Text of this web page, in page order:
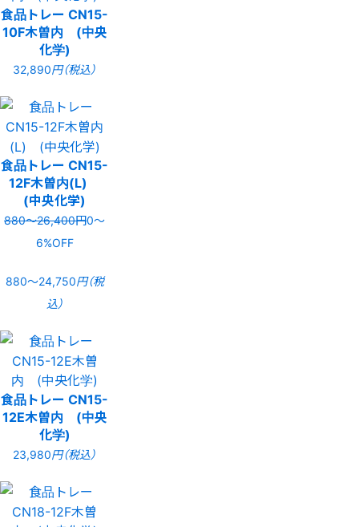
食品トレー CN15-
10F木曽内 (中央
化学)
32,890円（税込）
食品トレー CN15-
12F木曽内(L)
(中央化学)
880〜26,400円0〜
6%OFF
880〜24,750円（税
込）
食品トレー CN15-
12E木曽内 (中央
化学)
23,980円（税込）